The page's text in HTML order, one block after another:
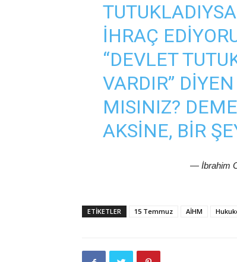
IHRAÇ
“DEVLET
VARDIR”
MISINIZ?
AKSINE, BIR
— İbrahim
ETIKETLER 15 Temmuz AİHM